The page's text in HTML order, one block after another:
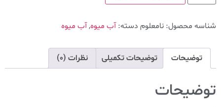
شناسه محصول: نامعلوم دسته:آب میوه,آب میوه
توضیحات توضیحات تکمیلی نظرات (0)
توضیحات